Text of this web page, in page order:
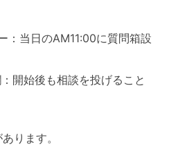
：当日のAM11:00に質問箱設
開始後も相談を投げること
ります。